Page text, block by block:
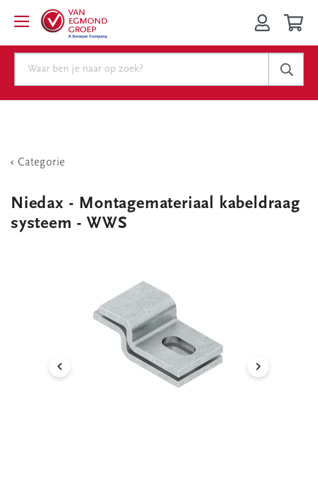
Categorie
Niedax - Montagemateriaal kabeldraag
systeem - WWS